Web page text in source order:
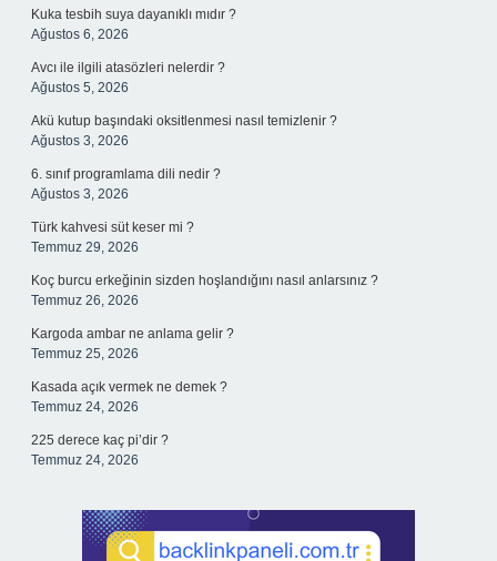
Kuka tesbih suya dayanıklı mıdır ?
Ağustos 6, 2026
Avcı ile ilgili atasözleri nelerdir ?
Ağustos 5, 2026
Akü kutup başındaki oksitlenmesi nasıl temizlenir ?
Ağustos 3, 2026
6. sınıf programlama dili nedir ?
Ağustos 3, 2026
Türk kahvesi süt keser mi ?
Temmuz 29, 2026
Koç burcu erkeğinin sizden hoşlandığını nasıl anlarsınız ?
Temmuz 26, 2026
Kargoda ambar ne anlama gelir ?
Temmuz 25, 2026
Kasada açık vermek ne demek ?
Temmuz 24, 2026
225 derece kaç pi’dir ?
Temmuz 24, 2026